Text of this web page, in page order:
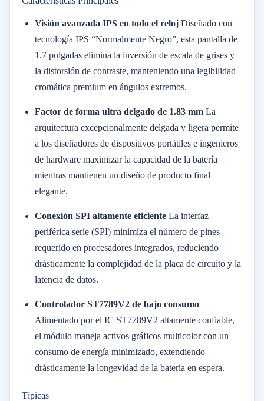
Visión avanzada IPS en todo el reloj Diseñado con
tecnología IPS “Normalmente Negro”, esta pantalla de
1.7 pulgadas elimina la inversión de escala de grises y
la distorsión de contraste, manteniendo una legibilidad
cromática premium en ángulos extremos.
Factor de forma ultra delgado de 1.83 mm La
arquitectura excepcionalmente delgada y ligera permite
a los diseñadores de dispositivos portátiles e ingenieros
de hardware maximizar la capacidad de la batería
mientras mantienen un diseño de producto final
elegante.
Conexión SPI altamente eficiente La interfaz
periférica serie (SPI) minimiza el número de pines
requerido en procesadores integrados, reduciendo
drásticamente la complejidad de la placa de circuito y la
latencia de datos.
Controlador ST7789V2 de bajo consumo
Alimentado por el IC ST7789V2 altamente confiable,
el módulo maneja activos gráficos multicolor con un
consumo de energía minimizado, extendiendo
drásticamente la longevidad de la batería en espera.
Típicas